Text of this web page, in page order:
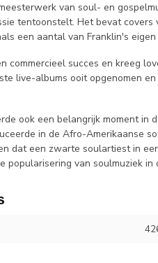
van soul- en
tentoonstelt. Het bevat covers
een aantal van Franklin's
commercieel succes en kreeg
live-albums ooit opgenomen
ook een belangrijk moment in
in de Afro-Amerikaanse
dat een zwarte soulartiest in
popularisering van soulmuziek